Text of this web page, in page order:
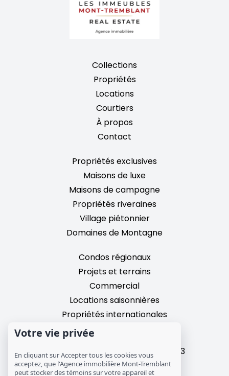
Collections
Propriétés
Locations
Courtiers
À propos
Contact
Propriétés exclusives
Maisons de luxe
Maisons de campagne
Propriétés riveraines
Village piétonnier
Domaines de Montagne
Condos régionaux
Projets et terrains
Commercial
Locations saisonnières
Propriétés internationales
2195, chemin du Village,
Mont-Tremblant, Quebec, J8E 3M3
T: 1 (819) 425-9324
Votre vie privée
En cliquant sur Accepter tous les cookies vous
acceptez, que l'Agence immobilière Mont-Tremblant
peut stocker des témoins sur votre appareil et